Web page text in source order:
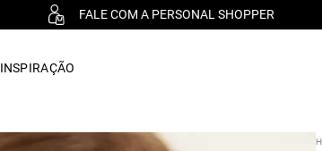
FALE COM A PERSONAL SHOPPER
INSPIRAÇÃO